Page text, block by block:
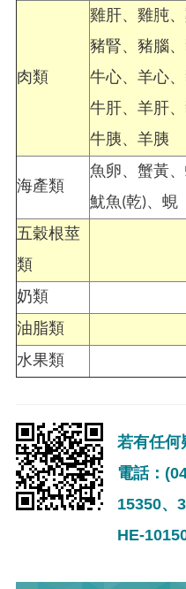
肉類
雞肝、雞肫、
豬腎、豬腦、
牛心、羊心、
牛肝、羊肝、
牛胰、羊胰
海產類
魚卵、蟹黃、
魷魚(乾)、蜆
五穀根莖
類
奶類
油脂類
水果類
若有任何
電話：
15350、
HE-